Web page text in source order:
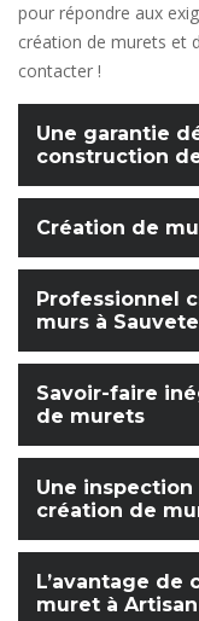
pour répondre aux
création de murets et
contacter !
Une garantie
construction
Création de
Professionnel
murs à
Savoir-faire
de murets
Une
création de
L’avantage de
muret à